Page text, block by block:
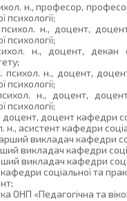
н., професор,
психології;
н., доцент,
психології;
н., доцент, декан
психол. н., доцент,
психології;
н., доцент,
психології;
доцент кафедри
асистент кафедри
викладач кафедри
викладач кафедри
викладач кафедри
соціальної та
ОНП «Педагогічна та